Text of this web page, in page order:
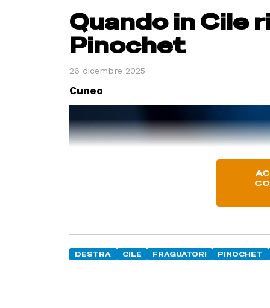
Quando in Cile
Pinochet
26 dicembre 2025
Cuneo
DESTRA CILE FRAGUATORI PINOCHET